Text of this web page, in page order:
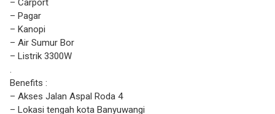
– Carport
– Pagar
– Kanopi
– Air Sumur Bor
– Listrik 3300W
.
Benefits :
– Akses Jalan Aspal Roda 4
– Lokasi tengah kota Banyuwangi